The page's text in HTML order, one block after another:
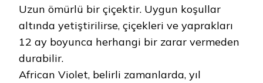
Uzun ömürlü bir çiçektir. Uygun koşullar
altında yetiştirilirse, çiçekleri ve yaprakları
12 ay boyunca herhangi bir zarar vermeden
durabilir.
African Violet, belirli zamanlarda, yıl